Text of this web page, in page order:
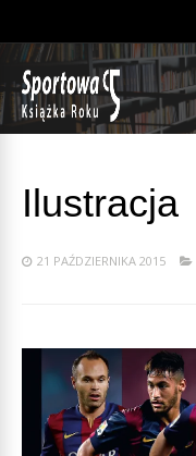
Ilustracja
21 PAŹDZIERNIKA 2015